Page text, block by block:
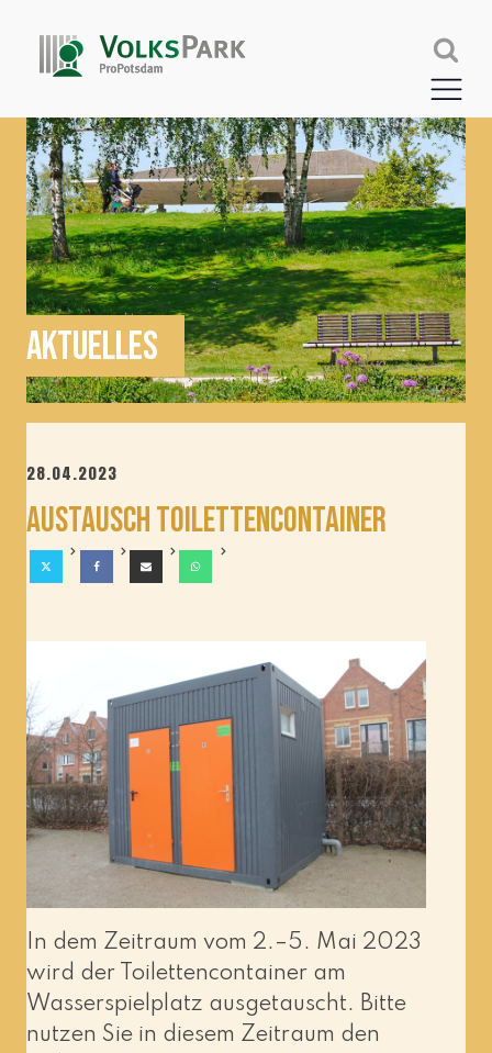
AKTUELLES
28.04.2023
Austausch Toilettencontainer
In dem Zeitraum vom 2.–5. Mai 2023
wird der Toilettencontainer am
Wasserspielplatz aus­ge­tauscht. Bitte
nut­zen Sie in die­sem Zeitraum den